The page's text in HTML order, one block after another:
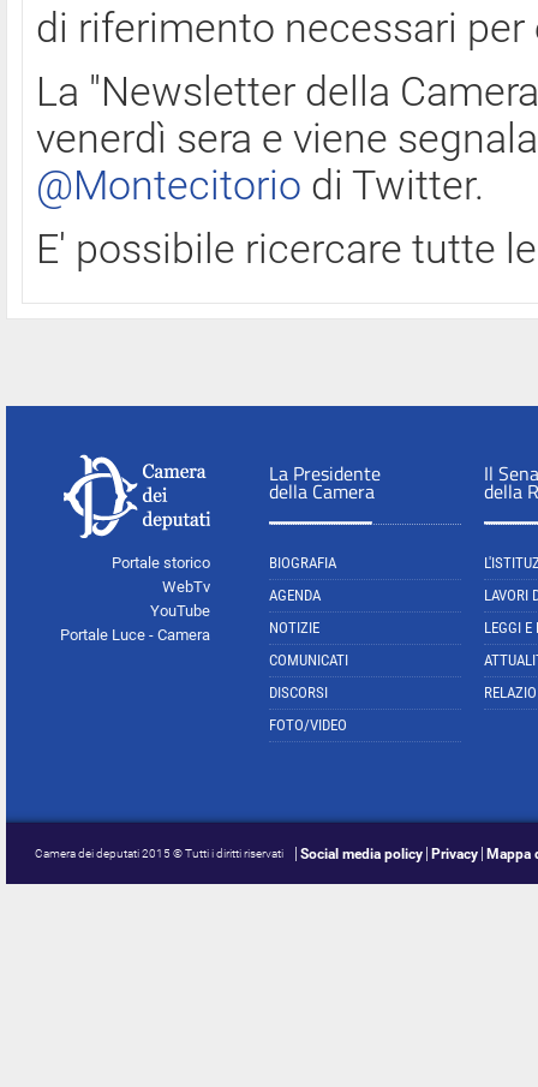
di riferimento necessari
La "Newsletter della
venerdì sera e viene
@Montecitorio di Twitter.
E' possibile ricercare tutte
Portale storico
WebTv
YouTube
Portale Luce - Camera
La Presidente
della Camera
BIOGRAFIA
AGENDA
NOTIZIE
COMUNICATI
DISCORSI
FOTO/VIDEO
Il
della
LAVORI
LEGGI E
Camera dei deputati 2015 © Tutti i diritti riservati Social media policy Privacy Mappa